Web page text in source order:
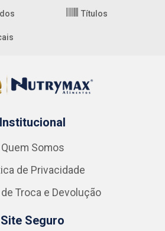
Títulos
Institucional
Quem Somos
de Privacidade
Troca e Devolução
Site Seguro